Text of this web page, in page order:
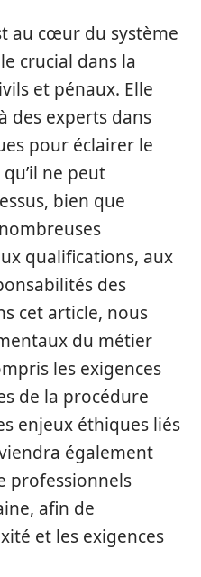
au cœur du système
crucial dans la
et pénaux. Elle
des experts dans
pour éclairer le
ne peut
bien que
qualifications, aux
des
cet article, nous
du métier
les exigences
de la procédure
enjeux éthiques liés
également
professionnels
afin de
et les exigences